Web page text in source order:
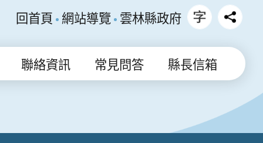
回首頁 網站導覽 雲林縣政府
聯絡資訊 常見問答 縣長信箱